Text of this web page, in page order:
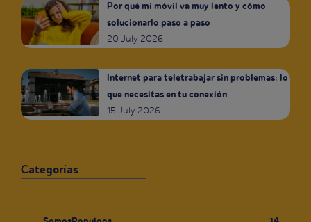
Por qué mi móvil va muy lento y cómo
solucionarlo paso a paso
20 July 2026
Internet para teletrabajar sin problemas: lo
que necesitas en tu conexión
15 July 2026
Categorías